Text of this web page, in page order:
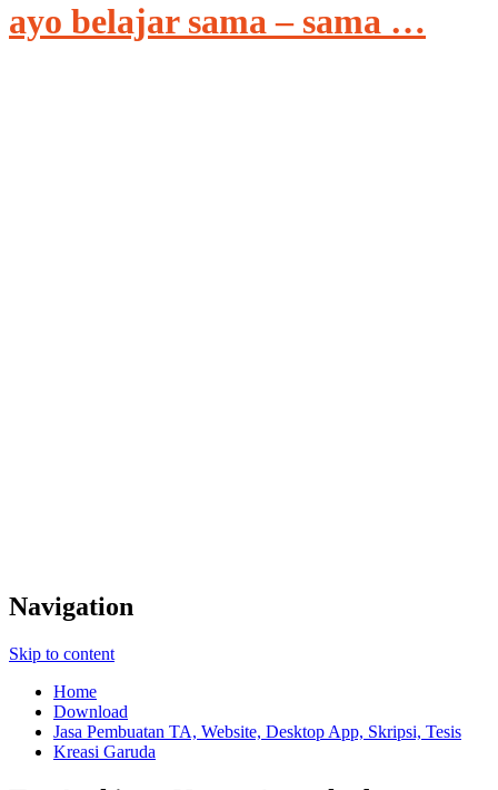
ayo belajar sama – sama …
Navigation
Skip to content
Home
Download
Jasa Pembuatan TA, Website, Desktop App, Skripsi, Tesis
Kreasi Garuda